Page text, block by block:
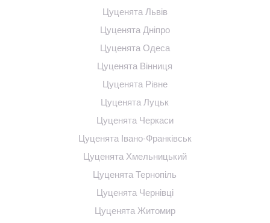
Цуценята Львів
Цуценята Дніпро
Цуценята Одеса
Цуценята Вінниця
Цуценята Рівне
Цуценята Луцьк
Цуценята Черкаси
Цуценята Івано-Франківськ
Цуценята Хмельницький
Цуценята Тернопіль
Цуценята Чернівці
Цуценята Житомир